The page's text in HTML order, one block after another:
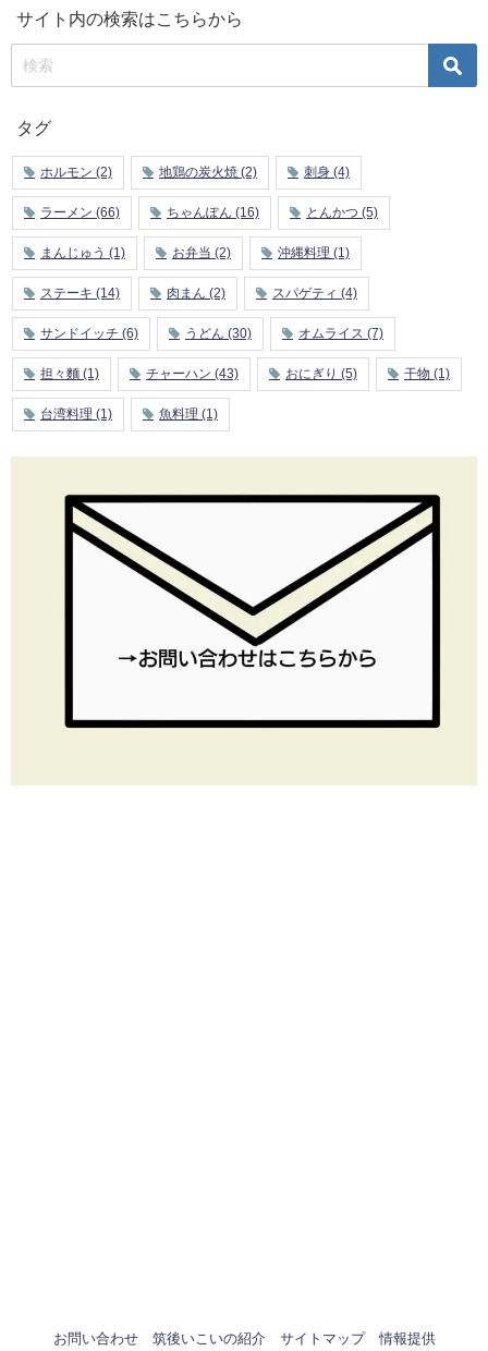
サイト内の検索はこちらから
タグ
ホルモン (2) 地鶏の炭火焼 (2) 刺身 (4)
ラーメン (66) ちゃんぽん (16) とんかつ (5)
まんじゅう (1) お弁当 (2) 沖縄料理 (1)
ステーキ (14) 肉まん (2) スパゲティ (4)
サンドイッチ (6) うどん (30) オムライス (7)
担々麵 (1) チャーハン (43) おにぎり (5) 干物 (1)
台湾料理 (1) 魚料理 (1)
お問い合わせ 筑後いこいの紹介 サイトマップ 情報提供